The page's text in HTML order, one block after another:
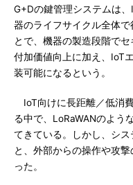
G+Dの鍵管理システムは
器のライフサイクル全体
とで、機器の製造段階で
付加価値向上に加え、IoT
装可能になるという。
IoT向けに長距離／低消
る中で、LoRaWANのよう
てきている。しかし、シ
と、外部からの操作や攻
った。